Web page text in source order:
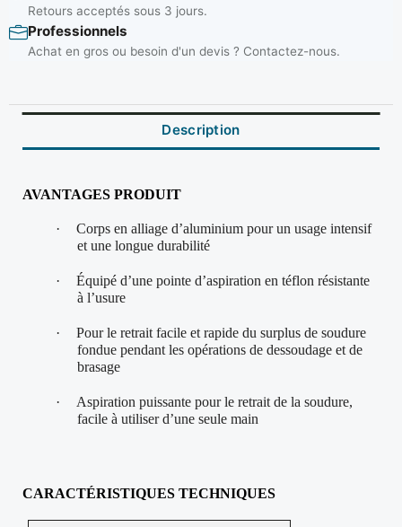
Retours acceptés sous 3 jours.
Professionnels
Achat en gros ou besoin d'un devis ? Contactez-nous.
Description
AVANTAGES PRODUIT
·
Corps en alliage d’aluminium pour un usage intensif
et une longue durabilité
·
Équipé d’une pointe d’aspiration en téflon résistante
à l’usure
·
Pour le retrait facile et rapide du surplus de soudure
fondue pendant les opérations de dessoudage et de
brasage
·
Aspiration puissante pour le retrait de la soudure,
facile à utiliser d’une seule main
CARACTÉRISTIQUES TECHNIQUES